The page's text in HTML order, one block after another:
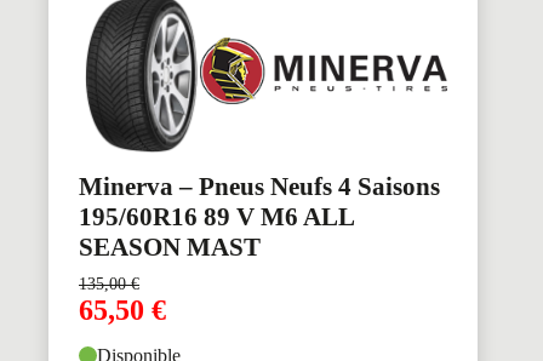
Minerva – Pneus Neufs 4 Saisons
195/60R16 89 V M6 ALL
SEASON MAST
135,00€
65,50 €
Disponible